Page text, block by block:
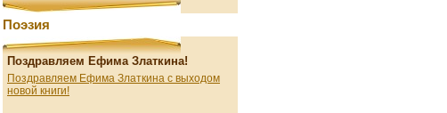
Поэзия
Поздравляем Ефима Златкина!
Поздравляем Ефима Златкина с выходом
новой книги!